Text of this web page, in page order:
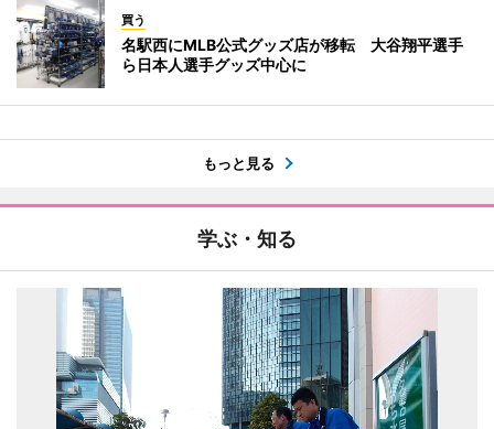
買う
名駅西にMLB公式グッズ店が移転 大谷翔平選手
ら日本人選手グッズ中心に
もっと見る
学ぶ・知る